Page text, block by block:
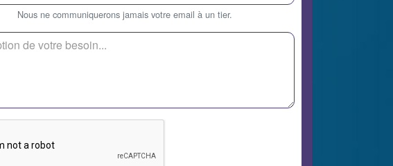
Nous ne communiquerons jamais votre email à un tier.